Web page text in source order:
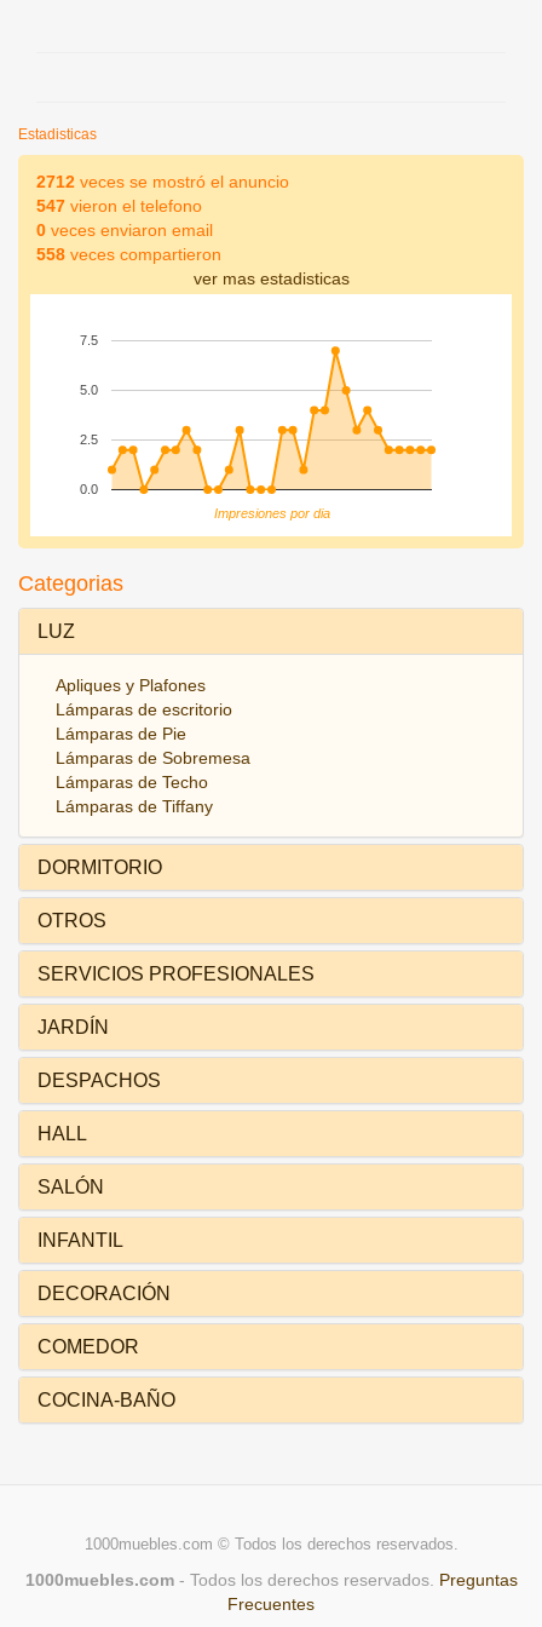
Estadisticas
2712 veces se mostró el anuncio
547 vieron el telefono
0 veces enviaron email
558 veces compartieron
ver mas estadisticas
0.0
2.5
5.0
7.5
Impresiones por dia
Categorias
LUZ
Apliques y Plafones
Lámparas de escritorio
Lámparas de Pie
Lámparas de Sobremesa
Lámparas de Techo
Lámparas de Tiffany
DORMITORIO
OTROS
SERVICIOS PROFESIONALES
JARDÍN
DESPACHOS
HALL
SALÓN
INFANTIL
DECORACIÓN
COMEDOR
COCINA-BAÑO
1000muebles.com © Todos los derechos reservados.
1000muebles.com- Todos los derechos reservados. Preguntas
Frecuentes